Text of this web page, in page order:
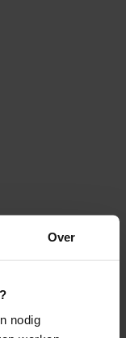
Over
nodig